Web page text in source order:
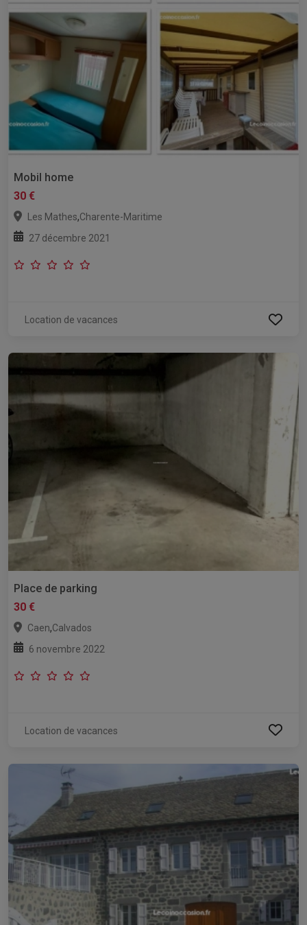
Mobil home
30 €
Les Mathes,Charente-Maritime
27 décembre 2021
Location de vacances
Place de parking
30 €
Caen,Calvados
6 novembre 2022
Location de vacances